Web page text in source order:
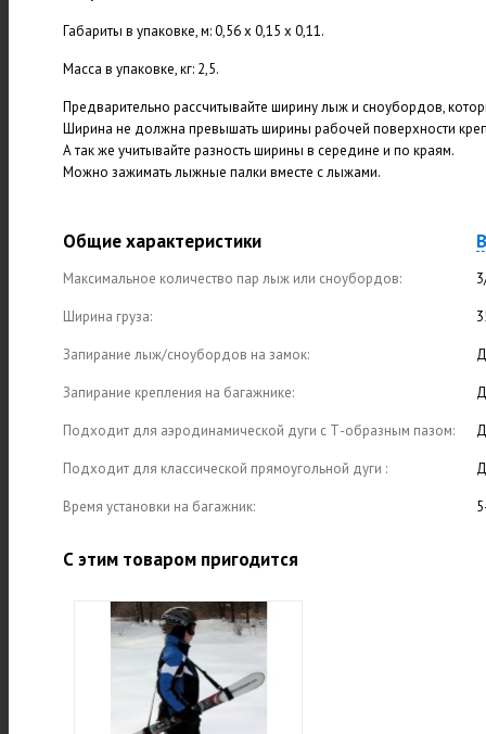
Габариты в упаковке, м: 0,56 х 0,15 х 0,11.
Масса в упаковке, кг: 2,5.
Предварительно рассчитывайте ширину лыж и сноубордов,
Ширина не должна превышать ширины рабочей поверхности
А так же учитывайте разность ширины в середине и по краям.
Можно зажимать лыжные палки вместе с лыжами.
Общие характеристики
Максимальное количество пар лыж или сноубордов:
Ширина груза:
Запирание лыж/сноубордов на замок:
Запирание крепления на багажнике:
Подходит для аэродинамической дуги с Т-образным пазом:
Подходит для классической прямоугольной дуги :
Время установки на багажник:
С этим товаром пригодится